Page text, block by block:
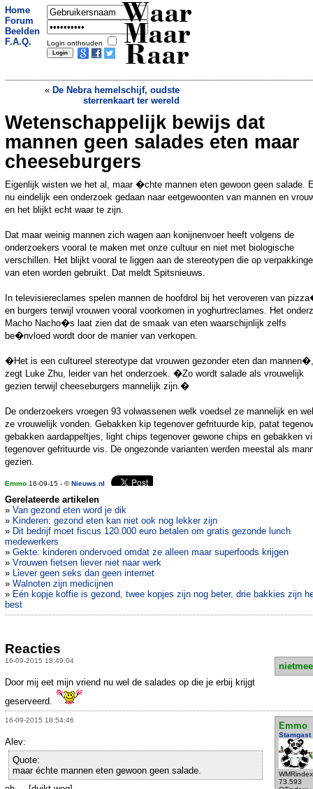
Home
Forum
Beelden
F.A.Q.
Login onthouden
Waar
Maar
Raar
« De Nebra hemelschijf, oudste
sterrenkaart ter wereld
Bizarre rechtszaak: penis van ontrouwe
man met stijltang bewerkt»
Wetenschappelijk bewijs dat
mannen geen salades eten maar
cheeseburgers
Eigenlijk wisten we het al, maar �chte mannen eten gewoon geen salade.
nu eindelijk een onderzoek gedaan naar eetgewoonten van mannen en
en het blijkt echt waar te zijn.
Dat maar weinig mannen zich wagen aan konijnenvoer heeft volgens de
onderzoekers vooral te maken met onze cultuur en niet met biologische
verschillen. Het blijkt vooral te liggen aan de stereotypen die op
van eten worden gebruikt. Dat meldt Spitsnieuws.
In televisiereclames spelen mannen de hoofdrol bij het veroveren van
en burgers terwijl vrouwen vooral voorkomen in yoghurtreclames. Het
Macho Nacho�s laat zien dat de smaak van eten waarschijnlijk zelfs
be�nvloed wordt door de manier van verkopen.
�Het is een cultureel stereotype dat vrouwen gezonder eten dan mannen�,
zegt Luke Zhu, leider van het onderzoek. �Zo wordt salade als vrouwelijk
gezien terwijl cheeseburgers mannelijk zijn.�
De onderzoekers vroegen 93 volwassenen welk voedsel ze mannelijk en
ze vrouwelijk vonden. Gebakken kip tegenover gefrituurde kip, patat
gebakken aardappeltjes, light chips tegenover gewone chips en gebakken
tegenover gefrituurde vis. De ongezonde varianten werden meestal als
gezien.
Emmo 16-09-15 - ©Nieuws.nl
Gerelateerde artikelen
» Van gezond eten word je dik
» Kinderen: gezond eten kan niet ook nog lekker zijn
» Dit bedrijf moet fiscus 120.000 euro betalen om gratis gezonde lunch
medewerkers
» Gekte: kinderen ondervoed omdat ze alleen maar superfoods krijgen
» Vrouwen fietsen liever niet naar werk
» Liever geen seks dan geen internet
» Walnoten zijn medicijnen
» Eén kopje koffie is gezond, twee kopjes zijn nog beter, drie bakkies zijn
best
Reacties
16-09-2015 18:49:04
Door mij eet mijn vriend nu wel de salades op die je erbij krijgt
geserveerd.
16-09-2015 18:54:46
Emmo
Stamgast
73.593
Alev:
Quote:
maar échte mannen eten gewoon geen salade.